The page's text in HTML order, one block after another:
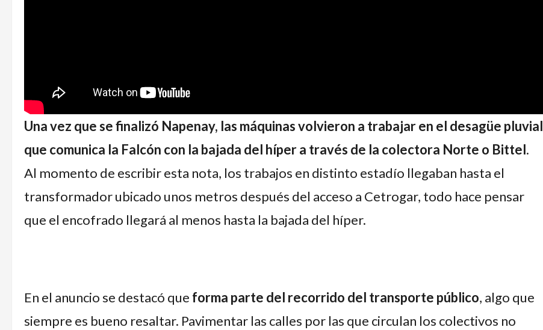
Una vez que se finalizó Napenay, las máquinas volvieron a trabajar en el desagüe pluvial
que comunica la Falcón con la bajada del híper a través de la colectora Norte o Bittel.
Al momento de escribir esta nota, los trabajos en distinto estadío llegaban hasta el
transformador ubicado unos metros después del acceso a Cetrogar, todo hace pensar
que el encofrado llegará al menos hasta la bajada del híper.
En el anuncio se destacó que forma parte del recorrido del transporte público, algo que
siempre es bueno resaltar. Pavimentar las calles por las que circulan los colectivos no